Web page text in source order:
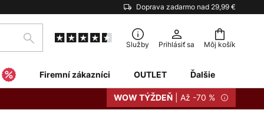
Doprava zadarmo nad 29,99 €
Môj košík
Hľadať Služby Prihlásiť sa
Firemní zákazníci OUTLET Ďalšie
WOW TÝŽDEŇ | Až -70 %